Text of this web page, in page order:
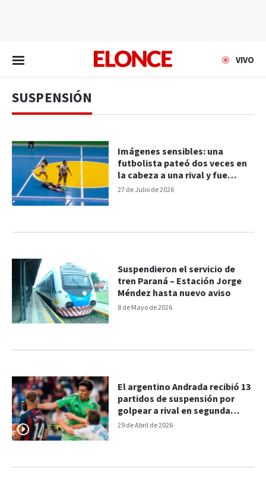
VIVO
SUSPENSIÓN
27 de Julio de 2026
Imágenes sensibles: una
futbolista pateó dos veces en
la cabeza a una rival y fue
suspendida por cinco años en
8 de Mayo de 2026
Suspendieron el servicio de
tren Paraná – Estación Jorge
Méndez hasta nuevo aviso
29 de Abril de 2026
El argentino Andrada recibió 13
partidos de suspensión por
golpear a rival en segunda
división de España